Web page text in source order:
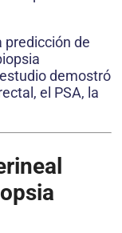
predicción de
demostró
el PSA, la